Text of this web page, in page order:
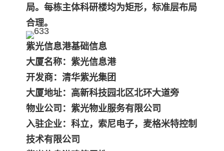
局。每栋主体科研楼均为矩形，标准层布局
合理。
紫光信息港基础信息
大厦名称：紫光信息港
开发商：清华紫光集团
大厦地址：高新科技园北区北环大道旁
物业公司：紫光物业服务有限公司
入驻企业：科立，索尼电子，麦格米特控制
技术有限公司